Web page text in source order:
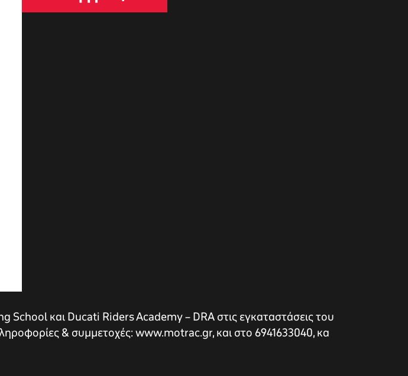
και Ducati Riders Academy – DRA στις εγκαταστάσεις του
& συμμετοχές: www.motrac.gr, και στο 6941633040, κα